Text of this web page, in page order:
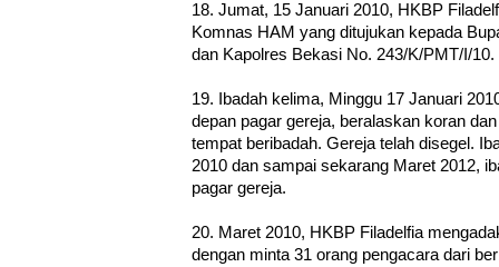
18. Jumat, 15 Januari 2010, HKBP
Komnas HAM yang ditujukan kepada
dan Kapolres Bekasi No. 243/K/PMT/I/10.
19. Ibadah kelima, Minggu 17 Januari
depan pagar gereja, beralaskan koran
tempat beribadah. Gereja telah disegel.
2010 dan sampai sekarang Maret 2012,
pagar gereja.
20. Maret 2010, HKBP Filadelfia
dengan minta 31 orang pengacara dari